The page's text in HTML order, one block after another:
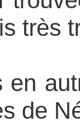
très
en
de